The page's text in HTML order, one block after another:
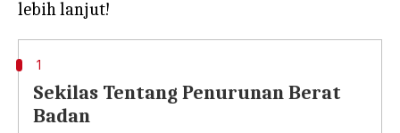
1
Sekilas Tentang Penurunan Berat
Badan